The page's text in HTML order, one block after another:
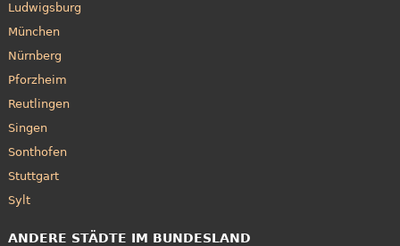
Ludwigsburg
München
Nürnberg
Pforzheim
Reutlingen
Singen
Sonthofen
Stuttgart
Sylt
ANDERE STÄDTE IM BUNDESLAND